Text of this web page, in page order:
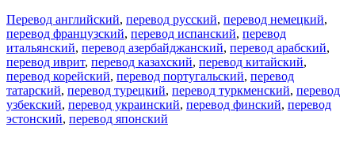
Перевод английский, перевод русский, перевод немецкий,
перевод французский, перевод испанский, перевод
итальянский, перевод азербайджанский, перевод арабский,
перевод иврит, перевод казахский, перевод китайский,
перевод корейский, перевод португальский, перевод
татарский, перевод турецкий, перевод туркменский, перевод
узбекский, перевод украинский, перевод финский, перевод
эстонский, перевод японский